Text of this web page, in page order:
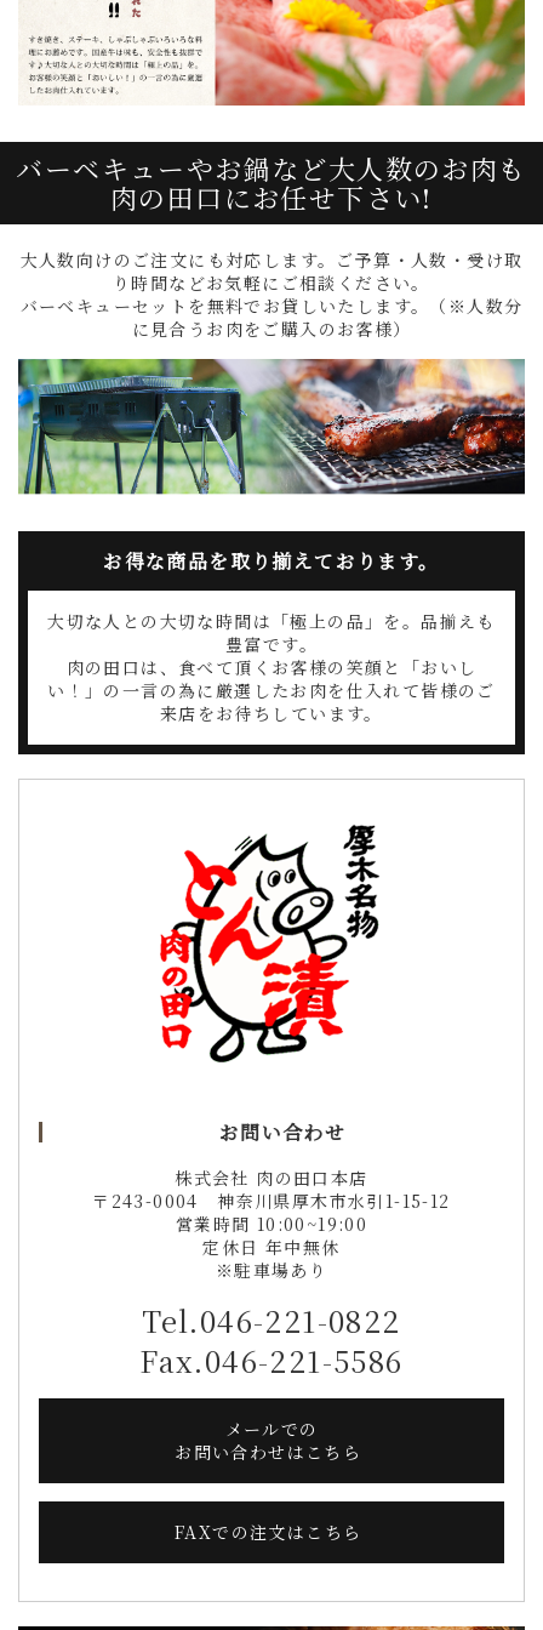
バーベキューやお鍋など大人数のお肉も
肉の田口にお任せ下さい!
大人数向けのご注文にも対応します。ご予算・人数・受け取
り時間などお気軽にご相談ください。
バーベキューセットを無料でお貸しいたします。（※人数分
に見合うお肉をご購入のお客様）
お得な商品を取り揃えております。
大切な人との大切な時間は「極上の品」を。品揃えも
豊富です。
肉の田口は、食べて頂くお客様の笑顔と「おいし
い！」の一言の為に厳選したお肉を仕入れて皆様のご
来店をお待ちしています。
お問い合わせ
株式会社 肉の田口本店
〒243-0004 神奈川県厚木市水引1-15-12
営業時間 10:00~19:00
定休日 年中無休
※駐車場あり
Tel.046-221-0822
Fax.046-221-5586
メールでの
お問い合わせはこちら
FAXでの注文はこちら